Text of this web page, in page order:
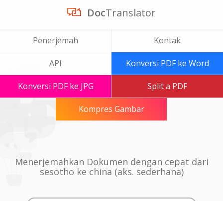
DocTranslator
Penerjemah Kontak
API Konversi PDF ke Word
Konversi PDF ke JPG Split a PDF
Kompres Gambar
Menerjemahkan Dokumen dengan cepat dari
sesotho ke china (aks. sederhana)